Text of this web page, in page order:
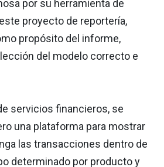
por su herramienta de
proyecto de reportería,
propósito del informe,
del modelo correcto e
servicios financieros, se
una plataforma para mostrar
las transacciones dentro de
determinado por producto y